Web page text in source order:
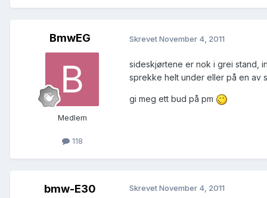
BmwEG
Medlem
118
SkrevetNovember 4, 2011
sideskjørtene er nok i grei stand,
sprekke helt under eller på en av
gi meg ett bud på pm
bmw-E30 SkrevetNovember 4, 2011